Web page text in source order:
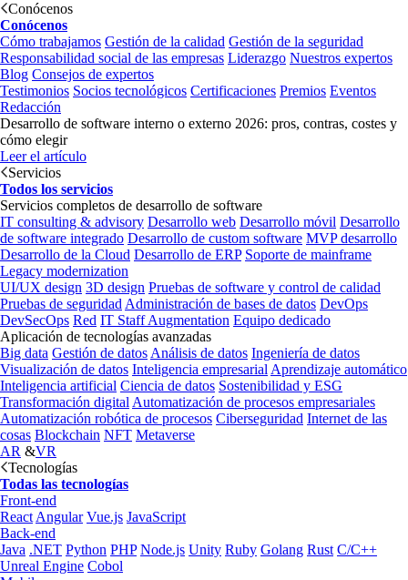
Conócenos
Conócenos
Cómo trabajamos Gestión de la calidad Gestión de la seguridad
Responsabilidad social de las empresas Liderazgo Nuestros expertos
Blog Consejos de expertos
Testimonios Socios tecnológicos Certificaciones Premios Eventos
Redacción
Desarrollo de software interno o externo 2026: pros, contras, costes y
cómo elegir
Leer el artículo
Servicios
Todos los servicios
Servicios completos de desarrollo de software
IT consulting & advisory Desarrollo web Desarrollo móvil Desarrollo
de software integrado Desarrollo de custom software MVP desarrollo
Desarrollo de la Cloud Desarrollo de ERP Soporte de mainframe
Legacy modernization
UI/UX design 3D design Pruebas de software y control de calidad
Pruebas de seguridad Administración de bases de datos DevOps
DevSecOps Red IT Staff Augmentation Equipo dedicado
Aplicación de tecnologías avanzadas
Big data Gestión de datos Análisis de datos Ingeniería de datos
Visualización de datos Inteligencia empresarial Aprendizaje automático
Inteligencia artificial Ciencia de datos Sostenibilidad y ESG
Transformación digital Automatización de procesos empresariales
Automatización robótica de procesos Ciberseguridad Internet de las
cosas Blockchain NFT Metaverse
AR &VR
Tecnologías
Todas las tecnologías
Front-end
React Angular Vue.js JavaScript
Back-end
Java .NET Python PHP Node.js Unity Ruby Golang Rust C/C++
Unreal Engine Cobol